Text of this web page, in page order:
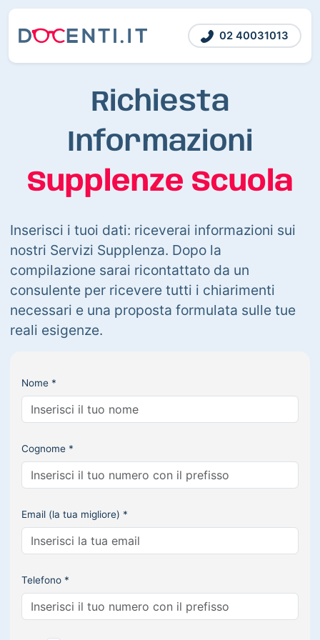
02 40031013
Richiesta
Informazioni
Supplenze Scuola
Inserisci i tuoi dati: riceverai informazioni sui
nostri Servizi Supplenza. Dopo la
compilazione sarai ricontattato da un
consulente per ricevere tutti i chiarimenti
necessari e una proposta formulata sulle tue
reali esigenze.
Nome *
Cognome *
Email (la tua migliore) *
Telefono *